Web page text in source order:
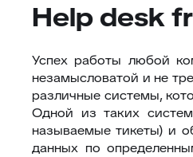
Help desk
Успех работы любой
незамысловатой и не
различные системы,
Одной из таких
называемые тикеты) и
данных по